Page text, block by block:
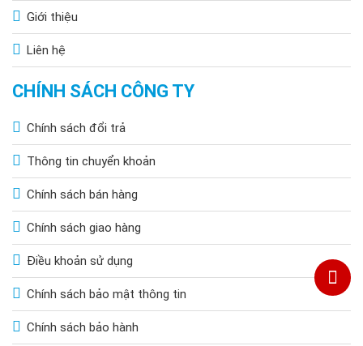
Giới thiệu
Liên hệ
CHÍNH SÁCH CÔNG TY
Chính sách đổi trả
Thông tin chuyển khoản
Chính sách bán hàng
Chính sách giao hàng
Điều khoản sử dụng
Chính sách bảo mật thông tin
Chính sách bảo hành